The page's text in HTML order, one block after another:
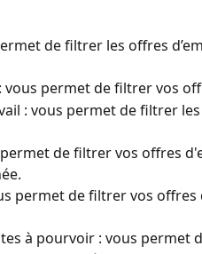
de filtrer les offres
vous permet de filtrer vos
: vous permet de filtrer
de filtrer vos offres
permet de filtrer vos
à pourvoir : vous permet